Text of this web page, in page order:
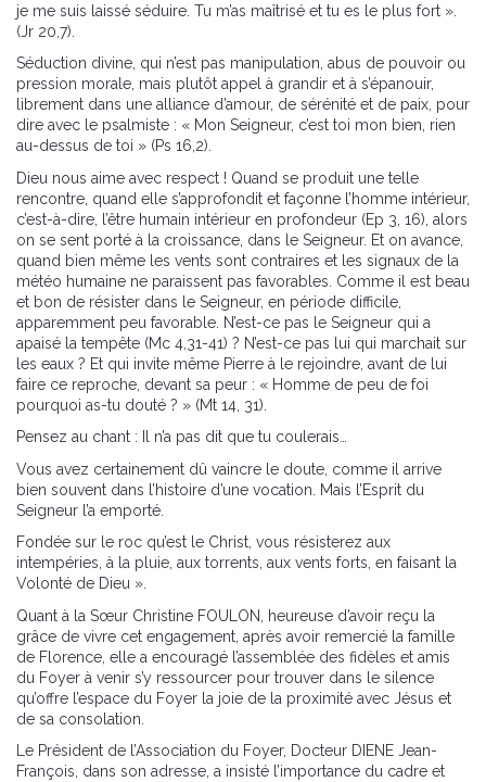
je me suis laissé séduire. Tu m’as maîtrisé et tu es le plus fort ».
(Jr 20,7).
Séduction divine, qui n’est pas manipulation, abus de pouvoir ou
pression morale, mais plutôt appel à grandir et à s’épanouir,
librement dans une alliance d’amour, de sérénité et de paix, pour
dire avec le psalmiste : « Mon Seigneur, c’est toi mon bien, rien
au-dessus de toi » (Ps 16,2).
Dieu nous aime avec respect ! Quand se produit une telle
rencontre, quand elle s’approfondit et façonne l’homme intérieur,
c’est-à-dire, l’être humain intérieur en profondeur (Ep 3, 16), alors
on se sent porté à la croissance, dans le Seigneur. Et on avance,
quand bien même les vents sont contraires et les signaux de la
météo humaine ne paraissent pas favorables. Comme il est beau
et bon de résister dans le Seigneur, en période difficile,
apparemment peu favorable. N’est-ce pas le Seigneur qui a
apaisé la tempête (Mc 4,31-41) ? N’est-ce pas lui qui marchait sur
les eaux ? Et qui invite même Pierre à le rejoindre, avant de lui
faire ce reproche, devant sa peur : « Homme de peu de foi
pourquoi as-tu douté ? » (Mt 14, 31).
Pensez au chant : Il n’a pas dit que tu coulerais…
Vous avez certainement dû vaincre le doute, comme il arrive
bien souvent dans l’histoire d’une vocation. Mais l’Esprit du
Seigneur l’a emporté.
Fondée sur le roc qu’est le Christ, vous résisterez aux
intempéries, à la pluie, aux torrents, aux vents forts, en faisant la
Volonté de Dieu ».
Quant à la Sœur Christine FOULON, heureuse d’avoir reçu la
grâce de vivre cet engagement, après avoir remercié la famille
de Florence, elle a encouragé l’assemblée des fidèles et amis
du Foyer à venir s’y ressourcer pour trouver dans le silence
qu’offre l’espace du Foyer la joie de la proximité avec Jésus et
de sa consolation.
Le Président de l’Association du Foyer, Docteur DIENE Jean-
François, dans son adresse, a insisté l’importance du cadre et